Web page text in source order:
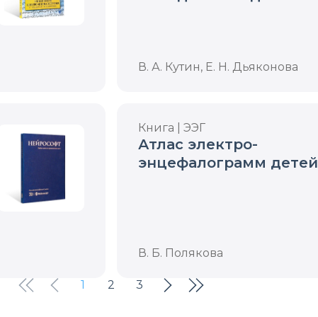
В. А. Кутин, Е. Н. Дьяконова
Книга | ЭЭГ
Атлас электро­
энцефалограмм детей
В. Б. Полякова
1 2 3